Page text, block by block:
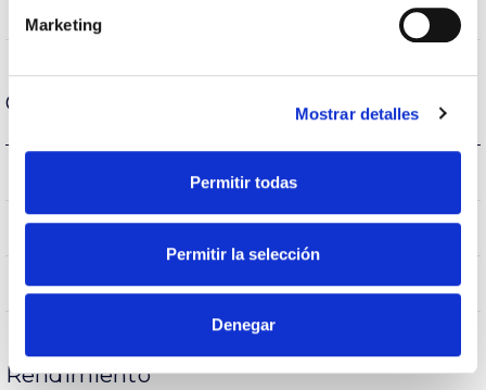
Marketing
Mostrar detalles
Permitir todas
Permitir la selección
Denegar
Flujo Hemisférico Superior 8,5%
Carcasa y Acabado
IK Protección contra impactos
Color cuerpo 9007
Cuerpo AL iap
Rendimiento